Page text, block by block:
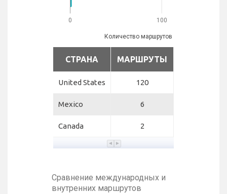
0 100
Количество маршрутов
СТРАНА МАРШРУТЫ
United States 120
Mexico 6
Canada 2
Сравнение международных и
внутренних маршрутов